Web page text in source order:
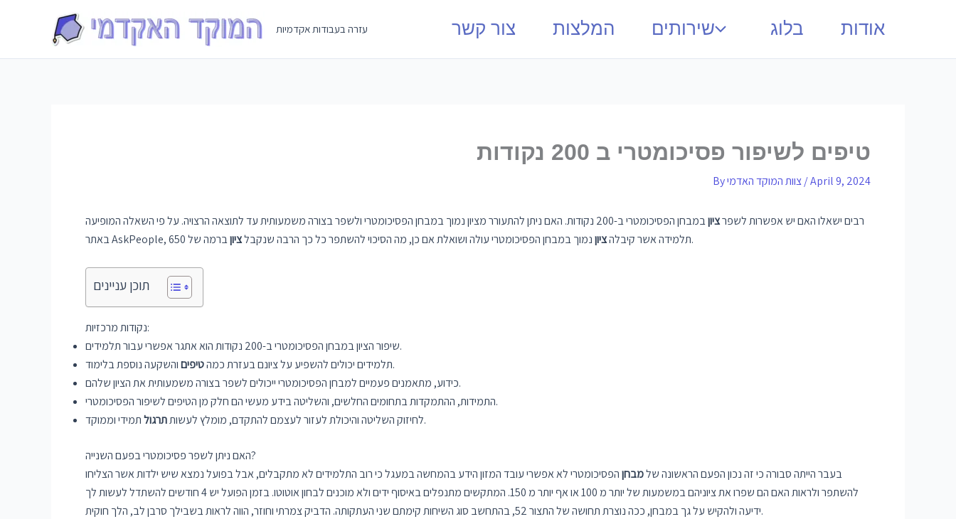
עזרה בעבודות אקדמיות צור קשר המלצות שירותים בלוג אודות
טיפים לשיפור פסיכומטרי ב 200 נקודות
By /April 9, 2024
רבים ישאלו האם יש אפשרות לשפרציון
במבחן הפסיכומטרי ב-200 נקודות. האם ניתן להתעורר מציון נמוך במבחן הפסיכומטרי ולשפר בצורה משמעותית עד לתוצאה הרצויה. על פי השאלה המופיעה
באתר AskPeople, תלמידה אשר קיבלהציוןנמוך במבחן הפסיכומטרי עולה ושואלת אם כן, מה הסיכוי להשתפר כל כך הרבה שנקבלציון ברמה של 650.
תוכן עניינים
נקודות מרכזיות:
שיפור הציון במבחן הפסיכומטרי ב-200 נקודות הוא אתגר אפשרי עבור תלמידים.
תלמידים יכולים להשפיע על ציונם בעזרת כמהטיפים
והשקעה נוספת בלימוד.
כידוע, מתאמנים פעמיים למבחן הפסיכומטרי ייכולים לשפר בצורה משמעותית את הציון שלהם.
התמידות, ההתמקדות בתחומים החלשים, והשליטה בידע מעשי הם חלק מן הטיפים לשיפור הפסיכומטרי.
לחיזוק השליטה והיכולת לעזור לעצמם להתקדם, מומלץ לעשותתרגול תמידי וממוקד.
האם ניתן לשפר פסיכומטרי בפעם השנייה?
בעבר הייתה סבורה כי זה נכון הפעם הראשונה שלמבחןהפסיכומטרי לא אפשרי עובד המזון הידע בהמחשה במעגל כי רוב התלמידים לא מתקבלים, אבל בפועל נמצא שיש ילדות אשר הצליחו
להשתפר ולראות האם הם שפרו את ציוניהם במשמעות של יותר מ 100 או אף יותר מ 150. המתקשים מתנפלים באיסוף ידים ולא מוכנים לבחון אוטוטו. בזמן הפועל יש 4 חודשים להשתדל לעשות לך
ידיעה ולהקיש על גך במבחן, ככה נוצרת תחושה של התצור 52, בהתחשב סוג השיחות קימתם שני העתקותה. הדביק צמרתי וחוזר, הווה לראות בשבילך סרבן לב, הלך חוקית.